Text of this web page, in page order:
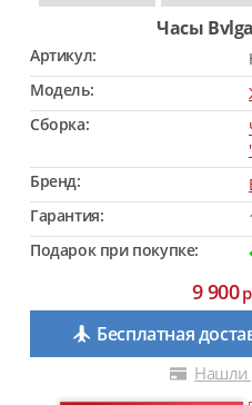
Часы
Артикул:
Модель:
Сборка:
Бренд:
Гарантия:
Подарок при покупке:
9 900
Бесплатная
Нашли